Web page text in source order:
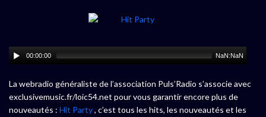
00:00:00 NaN:NaN
La webradio généraliste de l’association Puls’Radio s’associe avec
exclusivemusic.fr/loic54.net pour vous garantir encore plus de
nouveautés : Hit Party, c’est tous les hits, les nouveautés et les